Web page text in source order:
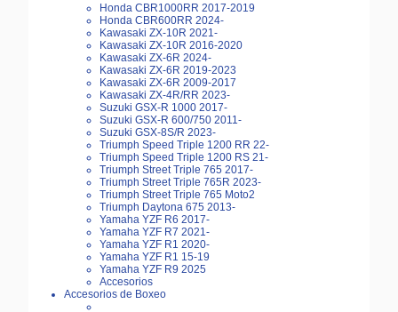
Honda CBR1000RR 2017-2019
Honda CBR600RR 2024-
Kawasaki ZX-10R 2021-
Kawasaki ZX-10R 2016-2020
Kawasaki ZX-6R 2024-
Kawasaki ZX-6R 2019-2023
Kawasaki ZX-6R 2009-2017
Kawasaki ZX-4R/RR 2023-
Suzuki GSX-R 1000 2017-
Suzuki GSX-R 600/750 2011-
Suzuki GSX-8S/R 2023-
Triumph Speed Triple 1200 RR 22-
Triumph Speed Triple 1200 RS 21-
Triumph Street Triple 765 2017-
Triumph Street Triple 765R 2023-
Triumph Street Triple 765 Moto2
Triumph Daytona 675 2013-
Yamaha YZF R6 2017-
Yamaha YZF R7 2021-
Yamaha YZF R1 2020-
Yamaha YZF R1 15-19
Yamaha YZF R9 2025
Accesorios
Accesorios de Boxeo